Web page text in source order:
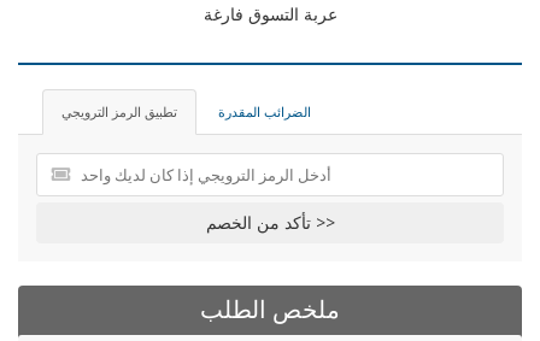
عربة التسوق فارغة
تطبيق الرمز الترويجي الضرائب المقدرة
تأكد من الخصم >>
ملخص الطلب